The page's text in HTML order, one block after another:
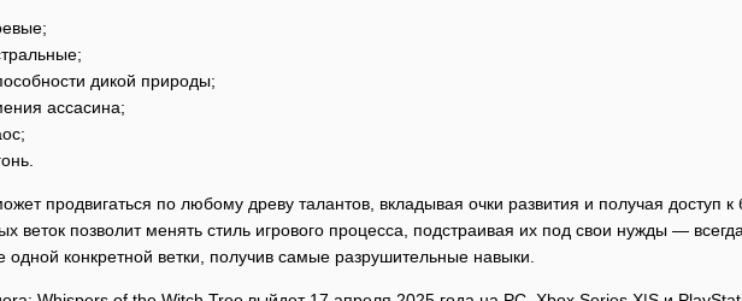
дикой природы;
ассасина;
продвигаться по любому древу талантов, вкладывая очки развития и получая
веток позволит менять стиль игрового процесса, подстраивая их под свои нужды —
одной конкретной ветки, получив самые разрушительные навыки.